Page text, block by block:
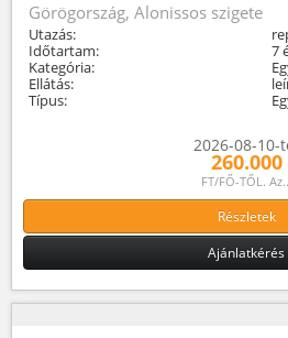
Görögország, Alonissos szigete
Utazás:
Időtartam:
7
Kategória:
Ellátás:
Típus:
2026-08-10-
260.000
FT/FŐ-TŐL.
Részletek
Ajánlatkérés